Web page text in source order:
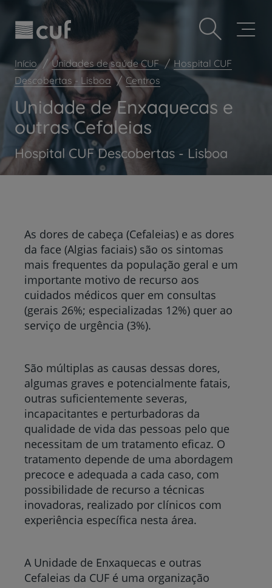
Observação:
este
inclui
sistema
acessibilidade.
para
conteúdo
Prevenção e bem-estar
Grandes Áreas da Saúde
Serviços CUF
Plano +CUF
My CUF
Clientes e acompanhantes
CUF Academic Center
Para profissionais
Início Unidades de saúde CUF
Hospital CUF
Descobertas - Lisboa
Centros
Unidade de Enxaquecas e
outras Cefaleias
Hospital CUF Descobertas - Lisboa
As dores de cabeça (Cefaleias) e as dores
da face (Algias faciais) são os sintomas
mais frequentes da população geral e um
importante motivo de recurso aos
cuidados médicos quer em consultas
(gerais 26%; especializadas 12%) quer ao
serviço de urgência (3%).
São múltiplas as causas dessas dores,
algumas graves e potencialmente fatais,
outras suficientemente severas,
incapacitantes e perturbadoras da
qualidade de vida das pessoas pelo que
necessitam de um tratamento eficaz. O
tratamento depende de uma abordagem
precoce e adequada a cada caso, com
possibilidade de recurso a técnicas
inovadoras, realizado por clínicos com
experiência específica nesta área.
A Unidade de Enxaquecas e outras
Cefaleias da CUF é uma organização